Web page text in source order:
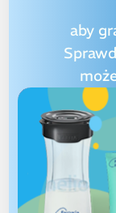
aby